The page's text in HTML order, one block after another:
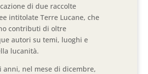
di due raccolte
intitolate Terre Lucane, che
contributi di oltre
autori su temi, luoghi e
lucanità.
anni, nel mese di dicembre,